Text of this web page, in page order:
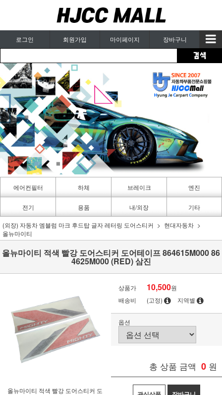
로그인 회원가입 마이페이지 장바구니
에어컨필터
카페인트
하체 브레이크 엔진
전기 용품 내/외장 기타
(외장) 자동차 엠블럼 마크 후드탑 글자 레터링 도어스티커
현대자동차
올뉴마이티
올뉴마이티 적색 빨강 도어스티커 도어테이프 864615M000 86
4625M000 (RED) 삼진
올뉴마이티 적색 빨강 도어스티커 도
상품가 10,500원
배송비
(고정) 지역별
옵션
총 상품 금액 0 원